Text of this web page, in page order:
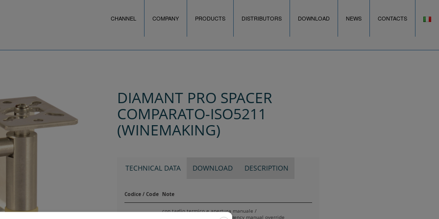
CHANNEL COMPANY PRODUCTS DISTRIBUTORS DOWNLOAD NEWS CONTACTS
DIAMANT PRO SPACER
COMPARATO-ISO5211
(WINEMAKING)
TECHNICAL DATA DOWNLOAD DESCRIPTION
Codice / Code Note
DIDMD9
con taglio termico e apertura manuale /
with thermal break and emergency manual override